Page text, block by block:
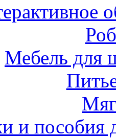
Мебель для
и пособия